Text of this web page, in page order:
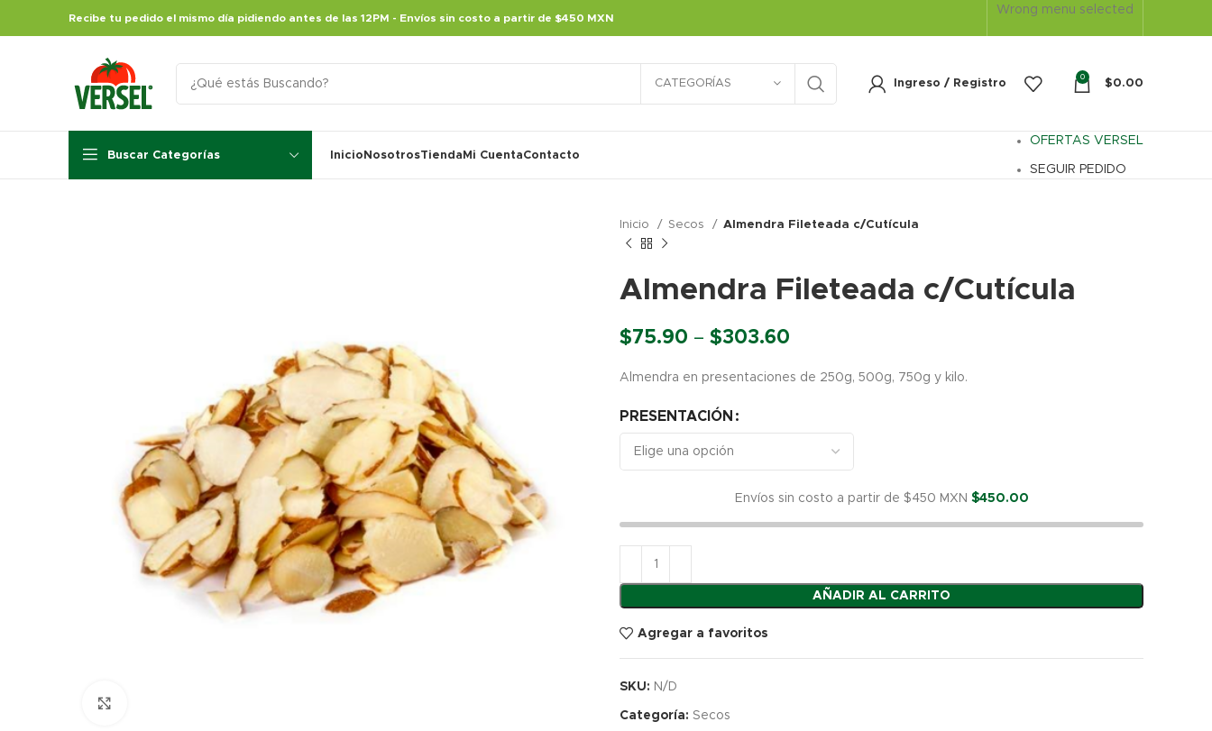
Recibe tu pedido el mismo día pidiendo antes de las 12PM - Envíos sin costo a partir de $450 MXN
Wrong menu selected
CATEGORÍAS Ingreso / Registro
0
$0.00
Buscar Categorías Inicio NosotrosTienda Mi CuentaContacto
OFERTAS VERSEL
SEGUIR PEDIDO
Inicio Secos Almendra Fileteada c/Cutícula
Almendra Fileteada c/Cutícula
$75.90 – $303.60
$75.90
$303.60
Almendra en presentaciones de 250g, 500g, 750g y kilo.
PRESENTACIÓN
AÑADIR AL CARRITO
Envíos sin costo a partir de $450 MXN $450.00
Agregar a favoritos
SKU: N/D
Categoría: Secos